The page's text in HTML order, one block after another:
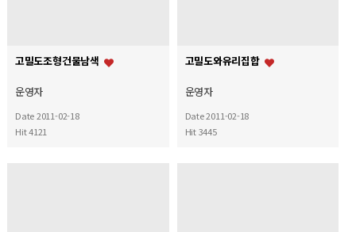
고밀도조형건물남색
운영자
Date 2011-02-18
Hit 4121
고밀도와유리집합
운영자
Date 2011-02-18
Hit 3445